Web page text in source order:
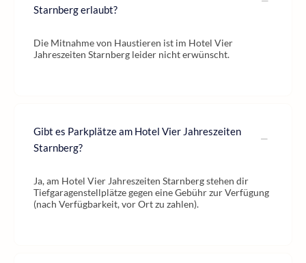
Starnberg erlaubt?
Die Mitnahme von Haustieren ist im Hotel Vier
Jahreszeiten Starnberg leider nicht erwünscht.
Gibt es Parkplätze am Hotel Vier Jahreszeiten
Starnberg?
Ja, am Hotel Vier Jahreszeiten Starnberg stehen dir
Tiefgaragenstellplätze gegen eine Gebühr zur Verfügung
(nach Verfügbarkeit, vor Ort zu zahlen).